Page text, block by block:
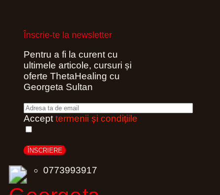
Înscrie-te la newsletter
Pentru a fi la curent cu
ultimele articole, cursuri și
oferte ThetaHealing cu
Georgeta Sultan
Accept termenii și condițiile
0773993917